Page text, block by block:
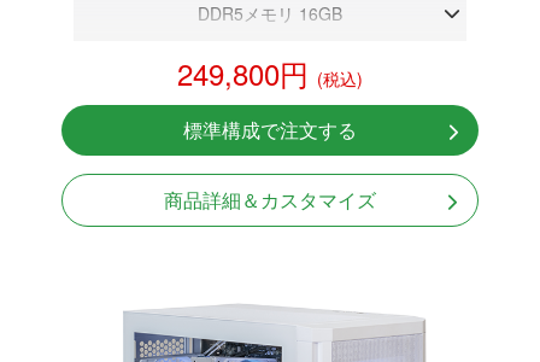
DDR5メモリ 16GB
NVMeSSD 1TB
無線LAN Bluetooth対応
Windows11 Home 64bit
249,800円 (税込)
標準構成で注文する
商品詳細＆カスタマイズ